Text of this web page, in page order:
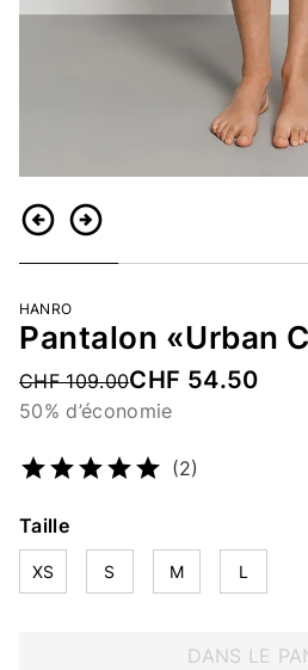
RetourContinuer
HANRO
Pantalon «Urban
Price reduced from
CHF 109.00CHF 54.50
50% d’économie
(2)
Taille
XS S M L
DANS LE